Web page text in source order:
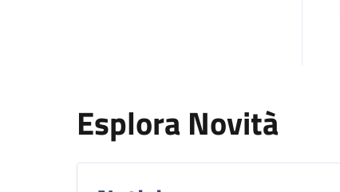
Esplora Novità